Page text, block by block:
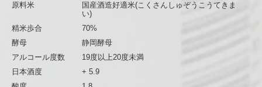
原料米
国産酒造好適米(こくさんしゅぞうこうてきま
い)
精米歩合
70%
酵母
静岡酵母
アルコール度数
19度以上20度未満
日本酒度
+ 5.9